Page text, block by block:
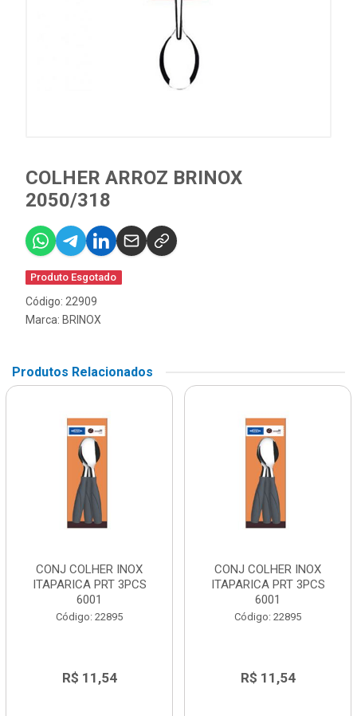
COLHER ARROZ BRINOX
2050/318
Produto Esgotado
Código: 22909
Marca: BRINOX
Produtos Relacionados
CONJ COLHER INOX
ITAPARICA PRT 3PCS
6001
Código: 22895
R$ 11,54
CONJ COLHER INOX
ITAPARICA PRT 3PCS
6001
Código: 22895
R$ 11,54